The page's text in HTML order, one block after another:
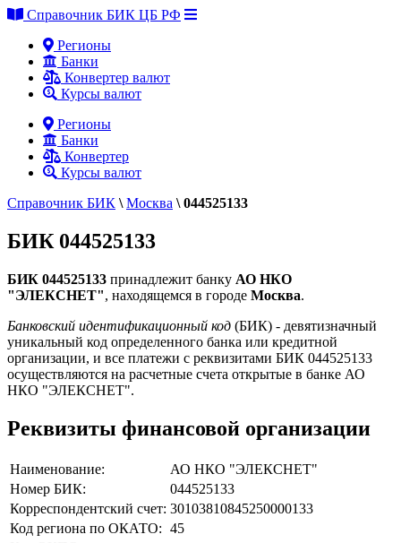
Справочник БИК ЦБ РФ
Регионы
Банки
Конвертер валют
Курсы валют
Регионы
Банки
Конвертер
Курсы валют
Справочник БИК \ Москва \ 044525133
БИК 044525133
БИК 044525133 принадлежит банку АО НКО
"ЭЛЕКСНЕТ", находящемся в городе Москва.
Банковский идентификационный код (БИК) - девятизначный
уникальный код определенного банка или кредитной
организации, и все платежи с реквизитами БИК 044525133
осуществляются на расчетные счета открытые в банке АО
НКО "ЭЛЕКСНЕТ".
Реквизиты финансовой организации
Наименование:
АО НКО "ЭЛЕКСНЕТ"
Номер БИК:
044525133
Корреспондентский счет: 30103810845250000133
Код региона по ОКАТО: 45